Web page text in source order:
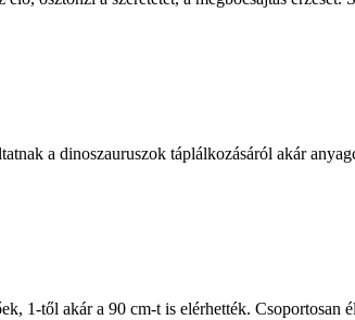
a dinoszauruszok táplálkozásáról akár
1-től akár a 90 cm-t is elérhették. Csoportosan